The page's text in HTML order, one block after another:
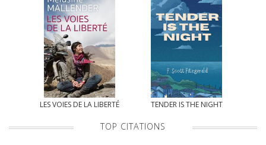
LES VOIES DE LA LIBERTÉ TENDER IS THE NIGHT
TOP CITATIONS